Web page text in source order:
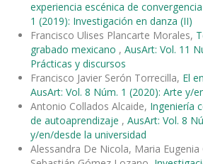
experiencia escénica de convergencia
1 (2019): Investigación en danza (II)
Francisco Ulises Plancarte Morales,
grabado mexicano , AusArt: Vol. 11
Prácticas y discursos
Francisco Javier Serón Torrecilla, El
AusArt: Vol. 8 Núm. 1 (2020): Arte y/
Antonio Collados Alcaide, Ingeniería
de autoaprendizaje , AusArt: Vol. 8
y/en/desde la universidad
Alessandra De Nicola, Maria Eugenia